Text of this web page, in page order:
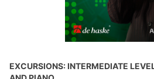
EXCURSIONS: INTERMEDIATE